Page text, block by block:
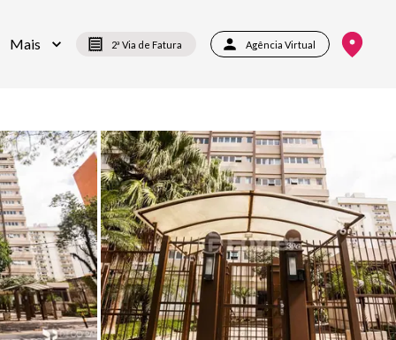
Mais 2ª Via de Fatura Agência Virtual